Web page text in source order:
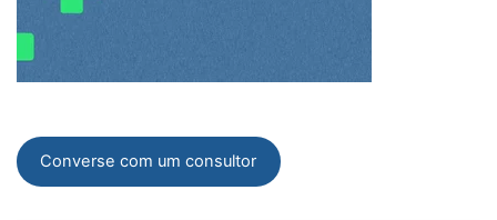
Converse com um consultor